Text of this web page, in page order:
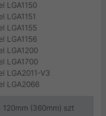
LGA1150
LGA1151
LGA1155
LGA1156
LGA1200
LGA1700
LGA2011-V3
LGA2066
120mm (360mm) szt